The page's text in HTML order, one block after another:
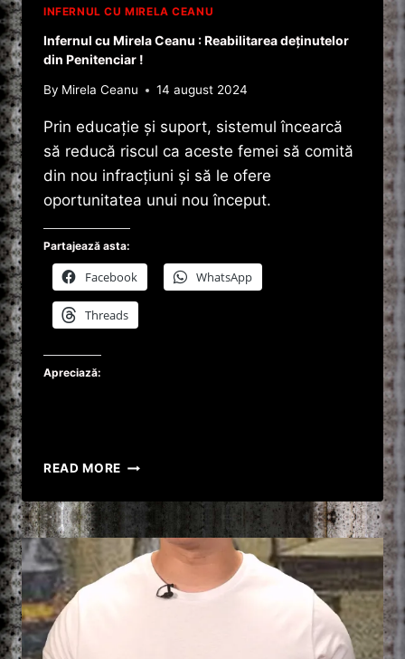
INFERNUL CU MIRELA CEANU
Infernul cu Mirela Ceanu : Reabilitarea deținutelor
din Penitenciar !
By Mirela Ceanu 14 august 2024
Prin educație și suport, sistemul încearcă
să reducă riscul ca aceste femei să comită
din nou infracțiuni și să le ofere
oportunitatea unui nou început.
Partajează asta:
Facebook WhatsApp
Threads
Apreciază:
READ MORE INFERNUL
MIRELA
CEANU
:
REABILITAREA
DEȚINUTELOR